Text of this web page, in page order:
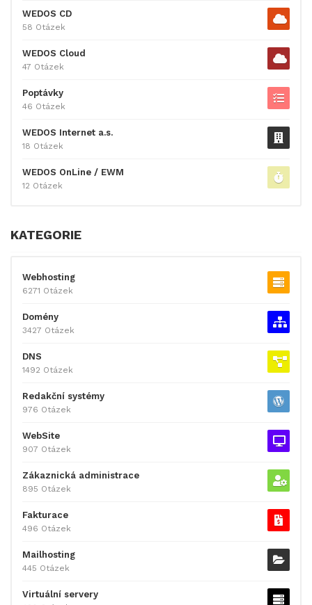
WEDOS CD
58 Otázek
WEDOS Cloud
47 Otázek
Poptávky
46 Otázek
WEDOS Internet a.s.
18 Otázek
WEDOS OnLine / EWM
12 Otázek
KATEGORIE
Webhosting
6271 Otázek
Domény
3427 Otázek
DNS
1492 Otázek
Redakční systémy
976 Otázek
WebSite
907 Otázek
Zákaznická administrace
895 Otázek
Fakturace
496 Otázek
Mailhosting
445 Otázek
Virtuální servery